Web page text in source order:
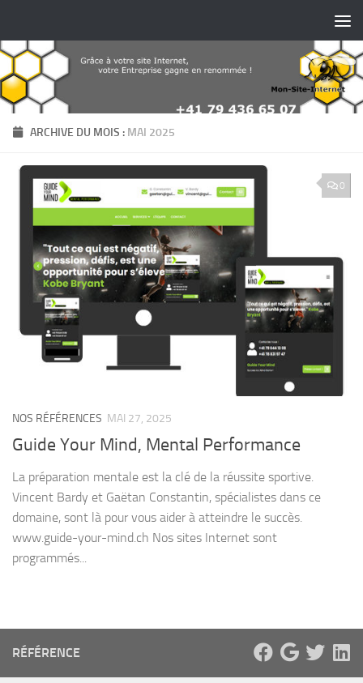
ARCHIVE DU MOIS : MAI 2025
0
NOS RÉFÉRENCES MAI 27, 2025
Guide Your Mind, Mental Performance
La préparation mentale est la clé de la réussite sportive.
Vincent Bardy et Gaëtan Constantin, spécialistes dans ce
domaine, sont là pour vous aider à atteindre le succès.
www.guide-your-mind.ch Nos sites Internet sont
programmés...
RÉFÉRENCE